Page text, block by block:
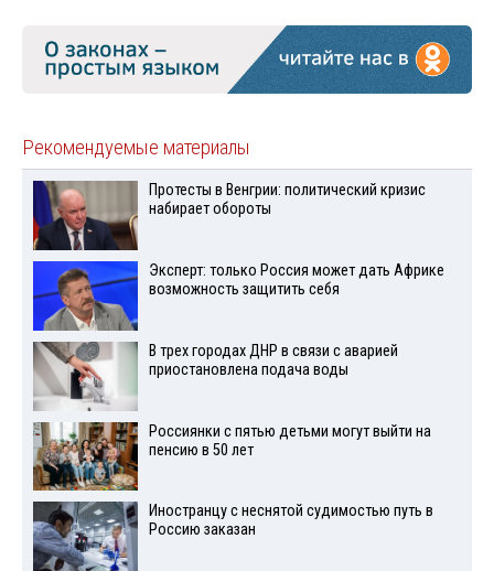
Рекомендуемые материалы
Протесты в Венгрии: политический кризис
набирает обороты
Эксперт: только Россия может дать Африке
возможность защитить себя
В трех городах ДНР в связи с аварией
приостановлена подача воды
Россиянки с пятью детьми могут выйти на
пенсию в 50 лет
Иностранцу с неснятой судимостью путь в
Россию заказан